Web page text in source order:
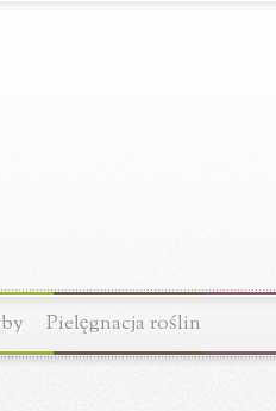
Pielęgnacja roślin